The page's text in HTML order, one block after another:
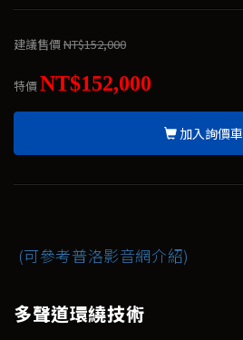
建議售價NT$152,000
特價NT$152,000
加入詢價車
(可參考普洛影音網介紹)
多聲道環繞技術